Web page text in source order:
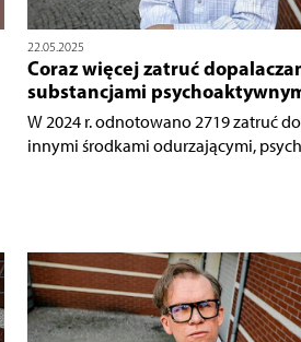
22.05.2025
Coraz więcej zatruć
substancjami
W 2024 r. odnotowano 2719 zatruć
innymi środkami odurzającymi,